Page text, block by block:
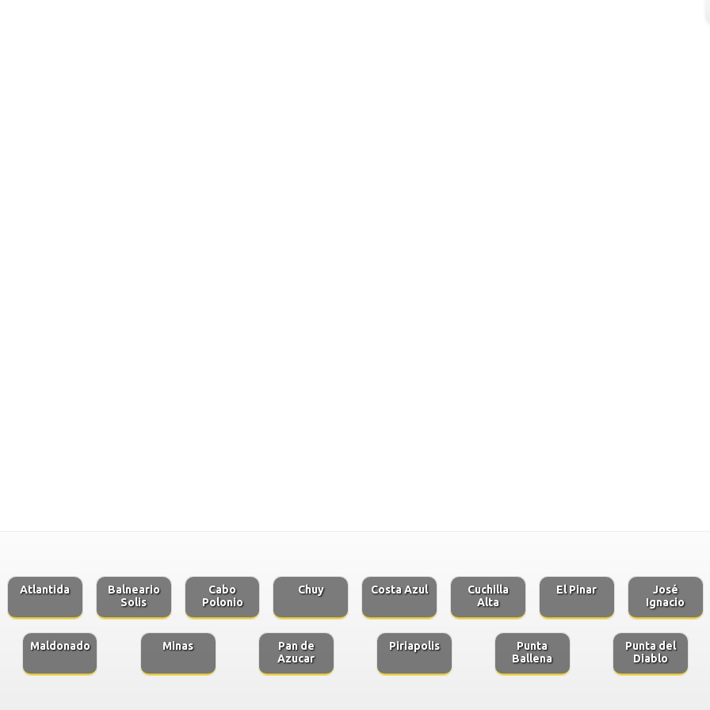
Atlantida
Balneario
Solis
Cabo
Polonio
Chuy Costa Azul
Cuchilla
Alta
El Pinar
José
Ignacio
Maldonado Minas
Pan de
Azucar
Piriapolis
Punta
Ballena
Punta del
Diablo